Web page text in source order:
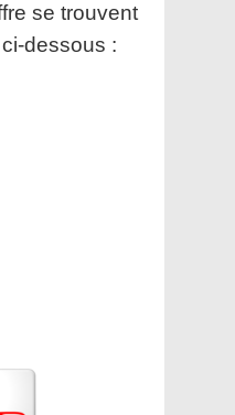
se trouvent
ci-dessous :